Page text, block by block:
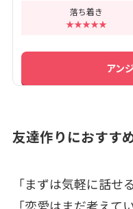
落ち着き
★★★★★
アン
友達作りにおすす
「まずは気軽に話せ